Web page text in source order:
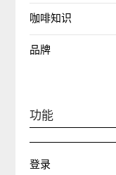
咖啡知识
品牌
功能
登录